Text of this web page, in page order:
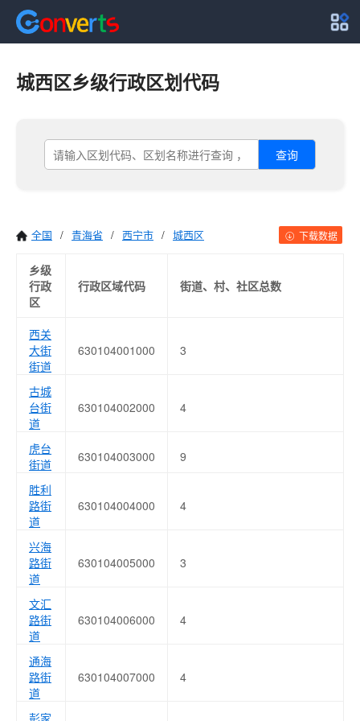
城西区乡级行政区划代码
查询
全国 / 青海省 / 西宁市 / 城西区 下载数据
乡级
行政
区
行政区域代码 街道、村、社区总数
西关
大街
街道
630104001000 3
古城
台街
道
630104002000 4
虎台
街道
630104003000 9
胜利
路街
道
630104004000 4
兴海
路街
道
630104005000 3
文汇
路街
道
630104006000 4
通海
路街
道
630104007000 4
彭家